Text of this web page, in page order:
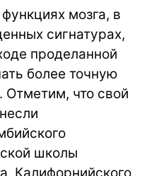
мозга, в
сигнатурах,
проделанной
более точную
что свой
школы